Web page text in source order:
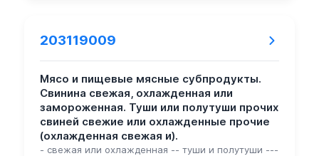
203119009
Мясо и пищевые мясные субпродукты.
Свинина свежая, охлажденная или
замороженная. Туши или полутуши прочих
свиней свежие или охлажденные прочие
(охлажденная свежая и).
- свежая или охлажденная -- туши и полутуши ---